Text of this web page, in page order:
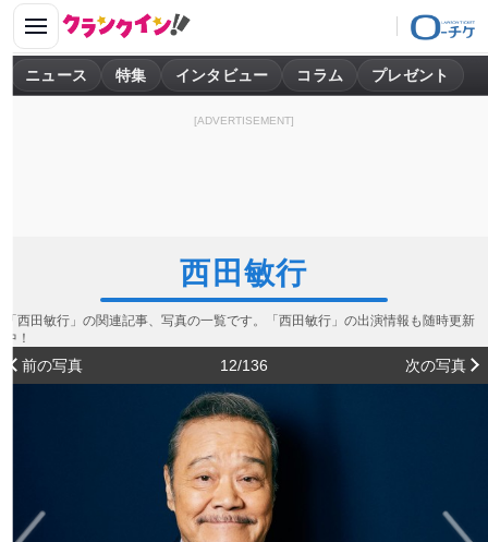
ニュース 特集 インタビュー コラム プレゼント
[ADVERTISEMENT]
西田敏行
「西田敏行」の関連記事、写真の一覧です。「西田敏行」の出演情報も随時更新
中！
前の写真 12/136 次の写真